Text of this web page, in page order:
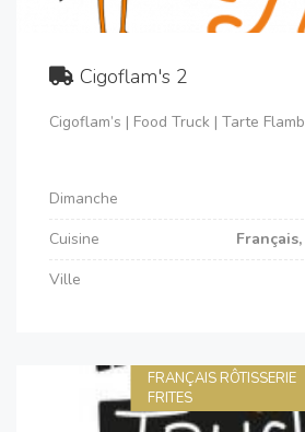
Cigoflam's 2
Cigoflam’s | Food Truck | Tarte
Dimanche
Cuisine
Ville
FRANÇAIS RÔTISSERIE
FRITES